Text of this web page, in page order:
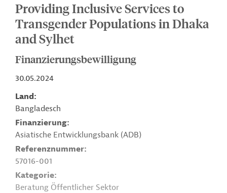
Providing Inclusive Services to
Transgender Populations in Dhaka
and Sylhet
Finanzierungsbewilligung
30.05.2024
Land
Bangladesch
Finanzierung
Asiatische Entwicklungsbank (ADB)
Referenznummer
57016-001
Kategorie
Beratung Öffentlicher Sektor